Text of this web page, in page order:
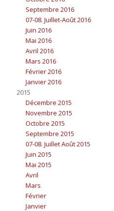
Septembre 2016
07-08. Juillet-Août 2016
Juin 2016
Mai 2016
Avril 2016
Mars 2016
Février 2016
Janvier 2016
2015
Décembre 2015
Novembre 2015
Octobre 2015
Septembre 2015
07-08. Juillet Août 2015
Juin 2015
Mai 2015
Avril
Mars
Février
Janvier